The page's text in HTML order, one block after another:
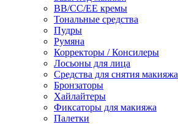
BB/CC/EE кремы
Тональные средства
Пудры
Румяна
Корректоры / Консилеры
Лосьоны для лица
Средства для снятия макияжа
Бронзаторы
Хайлайтеры
Фиксаторы для макияжа
Палетки